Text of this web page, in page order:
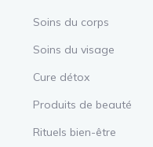
Soins du corps
Soins du visage
Cure détox
Produits de beauté
Rituels bien-être